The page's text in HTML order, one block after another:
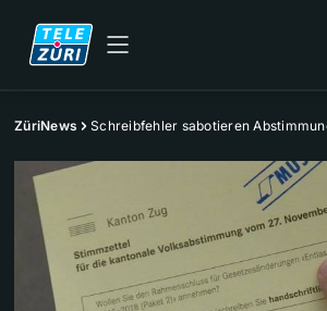
ZüriNews Schreibfehler sabotieren